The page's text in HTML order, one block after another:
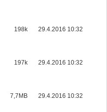
198k 29.4.2016 10:32
197k 29.4.2016 10:32
7,7MB 29.4.2016 10:32